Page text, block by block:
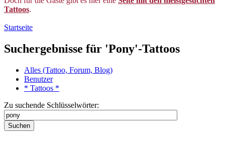
Tattoos.
Startseite
Suchergebnisse für 'Pony'-Tattoos
Alles (Tattoo, Forum, Blog)
Benutzer
* Tattoos *
Zu suchende Schlüsselwörter: